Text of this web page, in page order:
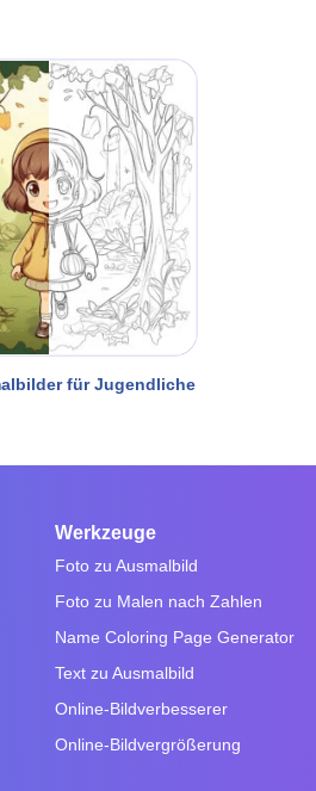
für Jugendliche
Werkzeuge
Foto zu Ausmalbild
Foto zu Malen nach Zahlen
Name Coloring Page Generator
Text zu Ausmalbild
Online-Bildverbesserer
Online-Bildvergrößerung